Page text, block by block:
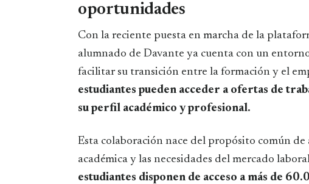
oportunidades
Con la reciente puesta en marcha de la
alumnado de Davante ya cuenta con un
facilitar su transición entre la formación y el
estudiantes pueden acceder a ofertas de
su perfil académico y profesional.
Esta colaboración nace del propósito común
académica y las necesidades del mercado
estudiantes disponen de acceso a más de